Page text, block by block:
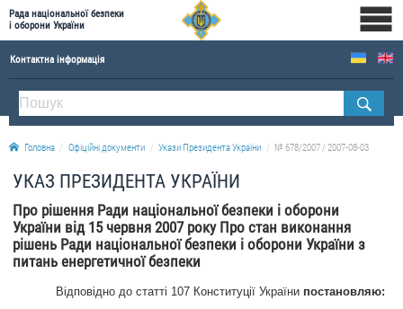
Рада національної безпеки
і оборони України
Контактна інформація
ПРО РНБОУ
Склад Ради національної безпеки і оборони України
Апарат Ради національної безпеки і оборони України
Правова основа діяльності Ради національної безпеки і оборони України
Історична довідка про діяльність Ради національної безпеки і оборони України
ОФІЦІЙНІ ДОКУМЕНТИ
Головна Офіційні документи Укази Президента України № 678/2007 / 2007-08-03
УКАЗ ПРЕЗИДЕНТА УКРАЇНИ
Про рішення Ради національної безпеки і оборони
України від 15 червня 2007 року Про стан виконання
рішень Ради національної безпеки і оборони України з
питань енергетичної безпеки
Відповідно до статті 107 Конституції України постановляю: